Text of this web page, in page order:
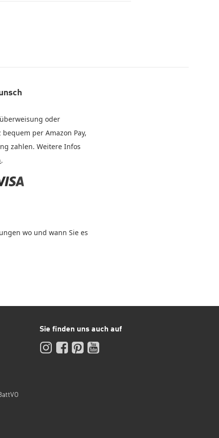
oder
per Amazon Pay,
zahlen. Weitere Infos
.
wo und wann Sie es
Sie finden uns auch auf
InstagramFacebookPinterest